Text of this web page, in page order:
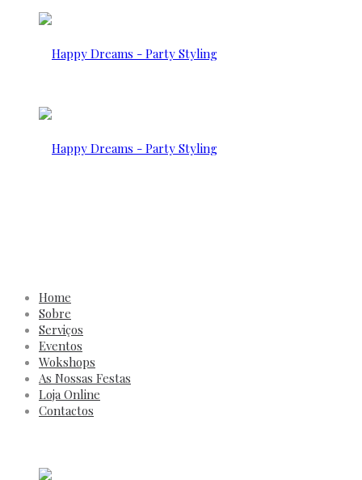
Home
Sobre
Serviços
Eventos
Wokshops
As Nossas Festas
Loja Online
Contactos